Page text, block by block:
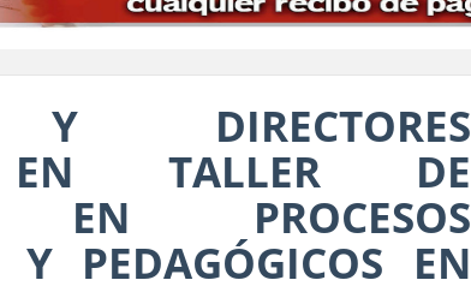
Y DIRECTORES
EN TALLER DE
EN PROCESOS
Y PEDAGÓGICOS EN